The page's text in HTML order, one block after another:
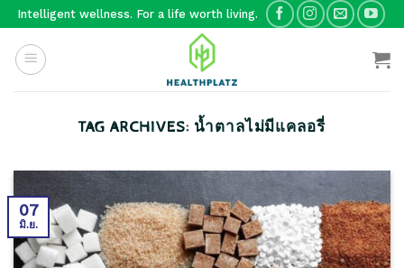
Skip
content
Intelligent wellness. For a life worth living.
TAG ARCHIVES: น้ำตาลไม่มีแคลอรี่
07
มิ.ย.